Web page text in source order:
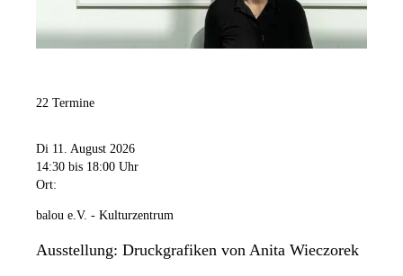
22 Termine
Di 11. August 2026
14:30 bis 18:00 Uhr
Ort:
balou e.V. - Kulturzentrum
Ausstellung: Druckgrafiken von Anita Wieczorek